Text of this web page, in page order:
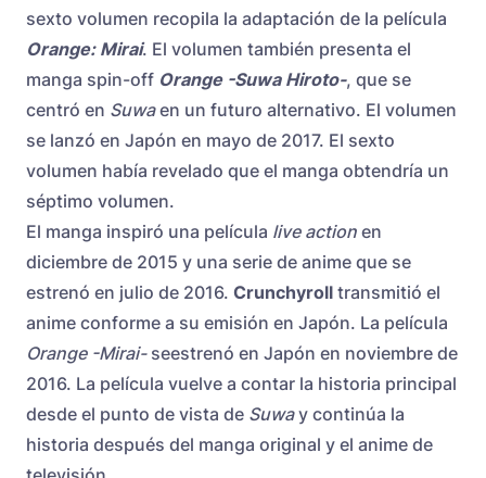
sexto volumen recopila la adaptación de la película
Orange: Mirai. El volumen también presenta el
manga spin-off Orange -Suwa Hiroto-, que se
centró en Suwaen un futuro alternativo. El volumen
se lanzó en Japón en mayo de 2017. El sexto
volumen había revelado que el manga obtendría un
séptimo volumen.
El manga inspiró una película live action en
diciembre de 2015 y una serie de anime que se
estrenó en julio de 2016. Crunchyroll transmitió el
anime conforme a su emisión en Japón. La película
Orange -Mirai-seestrenó en Japón en noviembre de
2016. La película vuelve a contar la historia principal
desde el punto de vista de Suway continúa la
historia después del manga original y el anime de